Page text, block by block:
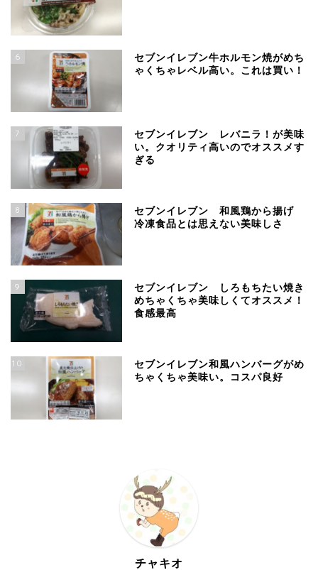
6
セブンイレブン牛ホルモン焼がめち
ゃくちゃレベル高い。これは買い！
7
セブンイレブン レバニラ！が美味
い。クオリティ高いのでオススメす
ぎる
8
セブンイレブン 和風鶏から揚げ
冷凍食品とは思えない美味しさ
9
セブンイレブン しろもちたい焼き
めちゃくちゃ美味しくてオススメ！
食感最高
10
セブンイレブン和風ハンバーグがめ
ちゃくちゃ美味い。コスパ良好
チャキオ